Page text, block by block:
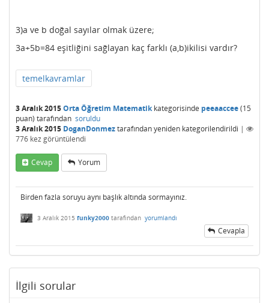
3)a ve b doğal sayılar olmak üzere;
3a+5b=84 eşitliğini sağlayan kaç farklı (a,b)ikilisi vardır?
temelkavramlar
3 Aralık 2015Orta Öğretim Matematikkategorisinde peeaaccee(15
puan) tarafından soruldu
3 Aralık 2015 DoganDonmeztarafındanyeniden kategorilendirildi |
776 kez görüntülendi
Cevap Yorum
Birden fazla soruyu aynı başlık altında sormayınız.
3 Aralık 2015 funky2000 tarafından yorumlandı
Cevapla
İlgili sorular